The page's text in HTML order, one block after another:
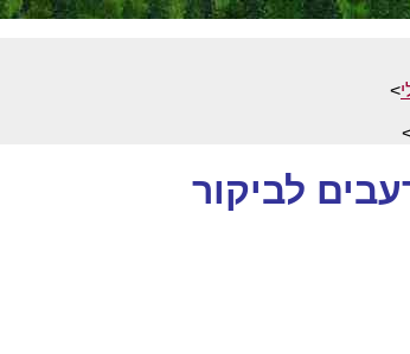
>
לביקור